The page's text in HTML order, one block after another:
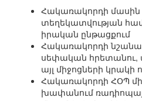
Հակառակորդի
տեղեկատվության
իրական ընթացքում
Հակառակորդի
սեփական հրետանու,
այլ միջոցների կրակի
Հակառակորդի ՀՕՊ
խափանում